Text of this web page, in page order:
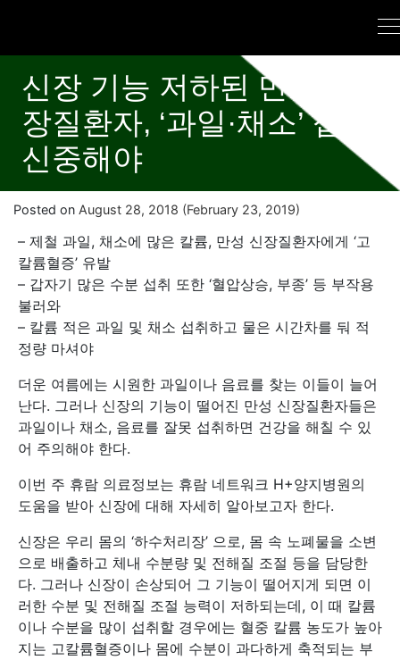
신장 기능 저하된 만성 신
장질환자, ‘과일·채소’ 섭취
신중해야
Posted on August 28, 2018 (February 23, 2019)
– 제철 과일, 채소에 많은 칼륨, 만성 신장질환자에게 ‘고
칼륨혈증’ 유발
– 갑자기 많은 수분 섭취 또한 ‘혈압상승, 부종’ 등 부작용
불러와
– 칼륨 적은 과일 및 채소 섭취하고 물은 시간차를 둬 적
정량 마셔야
더운 여름에는 시원한 과일이나 음료를 찾는 이들이 늘어
난다. 그러나 신장의 기능이 떨어진 만성 신장질환자들은
과일이나 채소, 음료를 잘못 섭취하면 건강을 해칠 수 있
어 주의해야 한다.
이번 주 휴람 의료정보는 휴람 네트워크 H+양지병원의
도움을 받아 신장에 대해 자세히 알아보고자 한다.
신장은 우리 몸의 ‘하수처리장’ 으로, 몸 속 노폐물을 소변
으로 배출하고 체내 수분량 및 전해질 조절 등을 담당한
다. 그러나 신장이 손상되어 그 기능이 떨어지게 되면 이
러한 수분 및 전해질 조절 능력이 저하되는데, 이 때 칼륨
이나 수분을 많이 섭취할 경우에는 혈중 칼륨 농도가 높아
지는 고칼륨혈증이나 몸에 수분이 과다하게 축적되는 부